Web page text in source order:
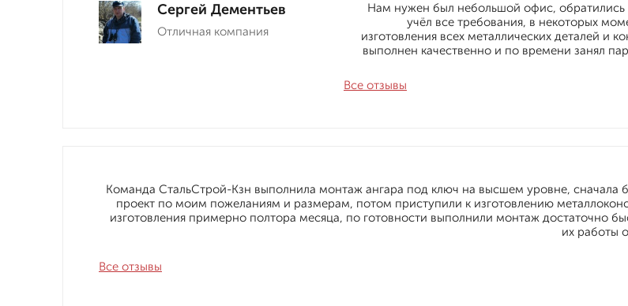
Сергей Дементьев
Отличная компания
Все отзывы
Нам нужен был небольшой офис, обратились
учёл все требования, в некоторых
изготовления всех металлических деталей и
выполнен качественно и по времени занял
Все отзывы
Команда СтальСтрой-Кзн выполнила монтаж ангара под ключ на высшем уровне, сначала
проект по моим пожеланиям и размерам, потом приступили к изготовлению
изготовления примерно полтора месяца, по готовности выполнили монтаж достаточно
их работы